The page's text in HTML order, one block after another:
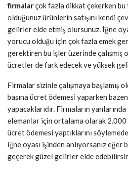
firmalarçok fazla dikkat çekerken bu
olduğunuz ürünlerin satışını kendi
gelirler elde etmiş olursunuz. İğne
yorucu olduğu için çok fazla emek
gerektiren bu işler üzerinde çalışmış
ücretler de fark edecek ve yüksek
Firmalar sizinle çalışmaya başlamış
başına ücret ödemesi yaparken
yapacaklarıdır. Firmaların yanlarında
elemanlar için ortalama olarak
ücret ödemesi yaptıklarını
iğne oyası işinden anlıyorsanız
geçerek güzel gelirler elde